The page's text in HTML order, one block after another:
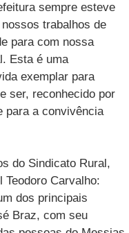
sempre esteve
trabalhos de
para com nossa
Esta é uma
exemplar para
ser, reconhecido por
para a convivência
do Sindicato Rural,
Carvalho:
dos principais
Braz, com seu